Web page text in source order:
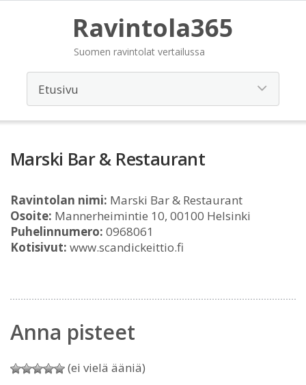
Ravintola365
Suomen ravintolat vertailussa
Marski Bar & Restaurant
Ravintolan nimi: Marski Bar & Restaurant
Osoite: Mannerheimintie 10, 00100 Helsinki
Puhelinnumero: 0968061
Kotisivut: www.scandickeittio.fi
Anna pisteet
(ei vielä ääniä)